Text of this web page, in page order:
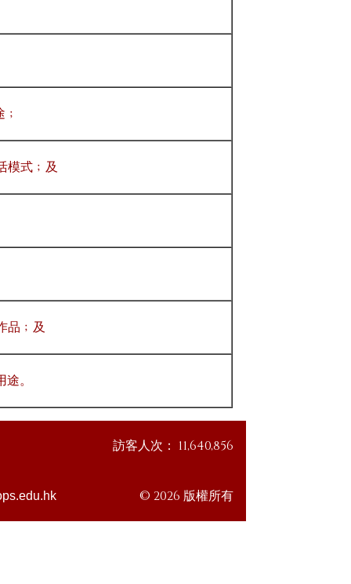
模式﹔及
品﹔及
。
訪客人次： 11,640,856
© 2026 版權所有